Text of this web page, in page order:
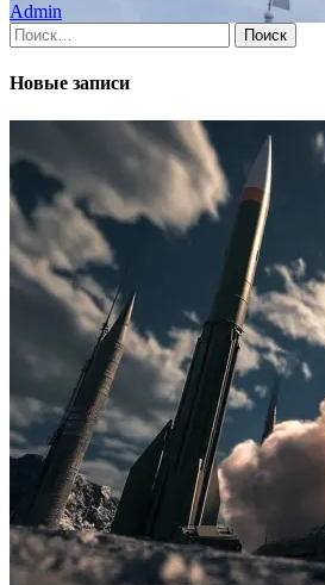
Admin
Найти:
Новые записи